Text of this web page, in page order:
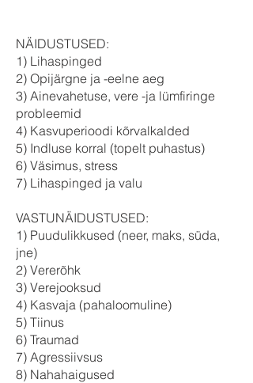
NÄIDUSTUSED:
1) Lihaspinged
2) Opijärgne ja -eelne aeg
3) Ainevahetuse, vere -ja lümfiringe
probleemid
4) Kasvuperioodi kõrvalkalded
5) Indluse korral (topelt puhastus)
6) Väsimus, stress
7) Lihaspinged ja valu
VASTUNÄIDUSTUSED:
1) Puudulikkused (neer, maks, süda,
jne)
2) Vererõhk
3) Verejooksud
4) Kasvaja (pahaloomuline)
5) Tiinus
6) Traumad
7) Agressiivsus
8) Nahahaigused